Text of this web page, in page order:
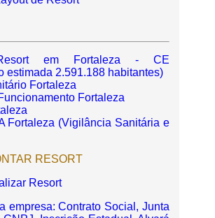
em Fortaleza - CE
estimada 2.591.188 habitantes)
Fortaleza
Fortaleza
Fortaleza (Vigilância Sanitária e
RESORT
Resort
empresa: Contrato Social, Junta